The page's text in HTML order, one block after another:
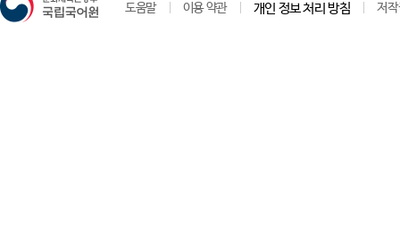
도움말 이용 약관 개인 정보 처리 방침 저